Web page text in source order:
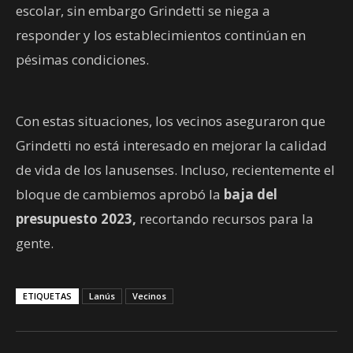
escolar, sin embargo Grindetti se niega a
responder y los establecimientos continúan en
pésimas condiciones.
Con estas situaciones, los vecinos aseguraron que
Grindetti no está interesado en mejorar la calidad
de vida de los lanusenses. Incluso, recientemente el
bloque de cambiemos aprobó la baja del
presupuesto 2023, recortando recursos para la
gente.
ETIQUETAS Lanús Vecinos